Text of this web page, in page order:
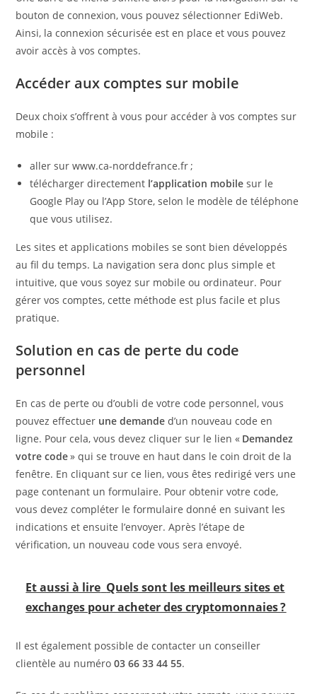
bouton de connexion, vous pouvez sélectionner EdiWeb.
Ainsi, la connexion sécurisée est en place et vous pouvez
avoir accès à vos comptes.
Accéder aux comptes sur mobile
Deux choix s’offrent à vous pour accéder à vos comptes sur
mobile :
aller sur www.ca-norddefrance.fr ;
télécharger directement l’application mobile sur le
Google Play ou l’App Store, selon le modèle de téléphone
que vous utilisez.
Les sites et applications mobiles se sont bien développés
au fil du temps. La navigation sera donc plus simple et
intuitive, que vous soyez sur mobile ou ordinateur. Pour
gérer vos comptes, cette méthode est plus facile et plus
pratique.
Solution en cas de perte du code
personnel
En cas de perte ou d’oubli de votre code personnel, vous
pouvez effectuer une demande d’un nouveau code en
ligne. Pour cela, vous devez cliquer sur le lien « Demandez
votre code» qui se trouve en haut dans le coin droit de la
fenêtre. En cliquant sur ce lien, vous êtes redirigé vers une
page contenant un formulaire. Pour obtenir votre code,
vous devez compléter le formulaire donné en suivant les
indications et ensuite l’envoyer. Après l’étape de
vérification, un nouveau code vous sera envoyé.
Et aussi à lire Quels sont les meilleurs sites et
exchanges pour acheter des cryptomonnaies ?
Il est également possible de contacter un conseiller
clientèle au numéro03 66 33 44 55.